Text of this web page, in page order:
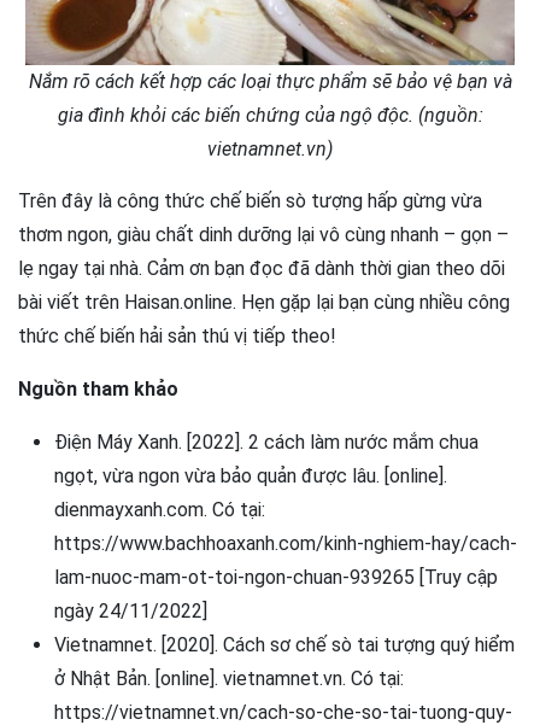
Nắm rõ cách kết hợp các loại thực phẩm sẽ bảo vệ bạn và
gia đình khỏi các biến chứng của ngộ độc. (nguồn:
vietnamnet.vn)
Trên đây là công thức chế biến sò tượng hấp gừng vừa
thơm ngon, giàu chất dinh dưỡng lại vô cùng nhanh – gọn –
lẹ ngay tại nhà. Cảm ơn bạn đọc đã dành thời gian theo dõi
bài viết trên Haisan.online. Hẹn gặp lại bạn cùng nhiều công
thức chế biến hải sản thú vị tiếp theo!
Nguồn tham khảo
Điện Máy Xanh. [2022]. 2 cách làm nước mắm chua
ngọt, vừa ngon vừa bảo quản được lâu. [online].
dienmayxanh.com. Có tại:
https://www.bachhoaxanh.com/kinh-nghiem-hay/cach-
lam-nuoc-mam-ot-toi-ngon-chuan-939265 [Truy cập
ngày 24/11/2022]
Vietnamnet. [2020]. Cách sơ chế sò tai tượng quý hiểm
ở Nhật Bản. [online]. vietnamnet.vn. Có tại:
https://vietnamnet.vn/cach-so-che-so-tai-tuong-quy-